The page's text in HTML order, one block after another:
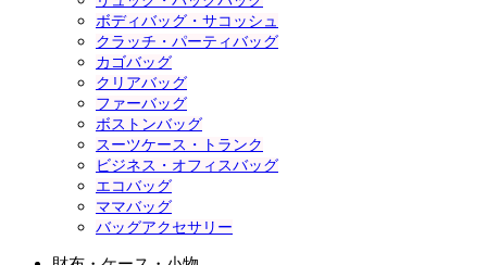
ボディバッグ・サコッシュ
クラッチ・パーティバッグ
カゴバッグ
クリアバッグ
ファーバッグ
ボストンバッグ
スーツケース・トランク
ビジネス・オフィスバッグ
エコバッグ
ママバッグ
バッグアクセサリー